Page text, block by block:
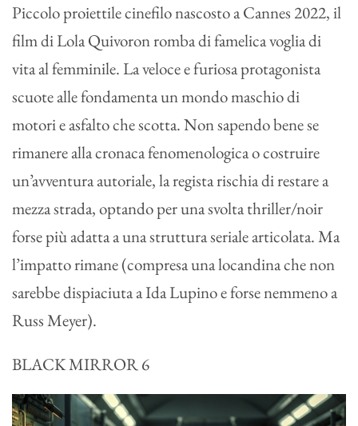
Piccolo proiettile cinefilo nascosto a Cannes 2022, il
film di Lola Quivoron romba di famelica voglia di
vita al femminile. La veloce e furiosa protagonista
scuote alle fondamenta un mondo maschio di
motori e asfalto che scotta. Non sapendo bene se
rimanere alla cronaca fenomenologica o costruire
un’avventura autoriale, la regista rischia di restare a
mezza strada, optando per una svolta thriller/noir
forse più adatta a una struttura seriale articolata. Ma
l’impatto rimane (compresa una locandina che non
sarebbe dispiaciuta a Ida Lupino e forse nemmeno a
Russ Meyer).
BLACK MIRROR6